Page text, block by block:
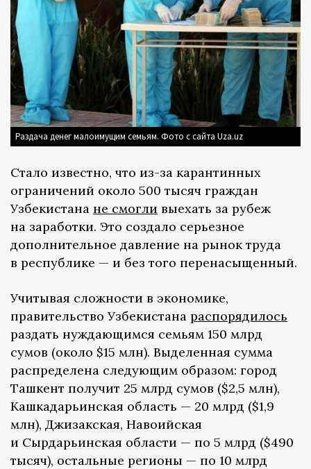
Раздача денег малоимущим семьям. Фото с сайта Uza.uz
Стало известно, что из-за карантинных
ограничений около 500 тысяч граждан
Узбекистана не смогли выехать за рубеж
на заработки. Это создало серьезное
дополнительное давление на рынок труда
в республике — и без того перенасыщенный.
Учитывая сложности в экономике,
правительство Узбекистана распорядилось
раздать нуждающимся семьям 150 млрд
сумов (около $15 млн). Выделенная сумма
распределена следующим образом: город
Ташкент получит 25 млрд сумов ($2,5 млн),
Кашкадарьинская область — 20 млрд ($1,9
млн), Джизакская, Навоийская
и Сырдарьинская области — по 5 млрд ($490
тысяч), остальные регионы — по 10 млрд